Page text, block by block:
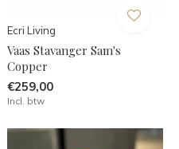
Ecri Living
Vaas Stavanger Sam's
Copper
€259,00
Incl. btw